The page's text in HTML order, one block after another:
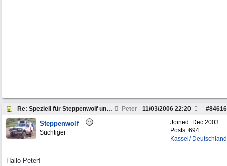
Re: Speziell für Steppenwolf und andere Pickup Fre Peter #84616
11/03/2006 22:20
Joined: Dec 2003
Posts: 694
Kassel/ Deutschland
Steppenwolf
Süchtiger
Hallo Peter!